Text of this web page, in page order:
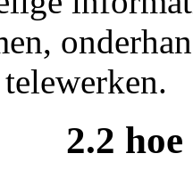
2.2